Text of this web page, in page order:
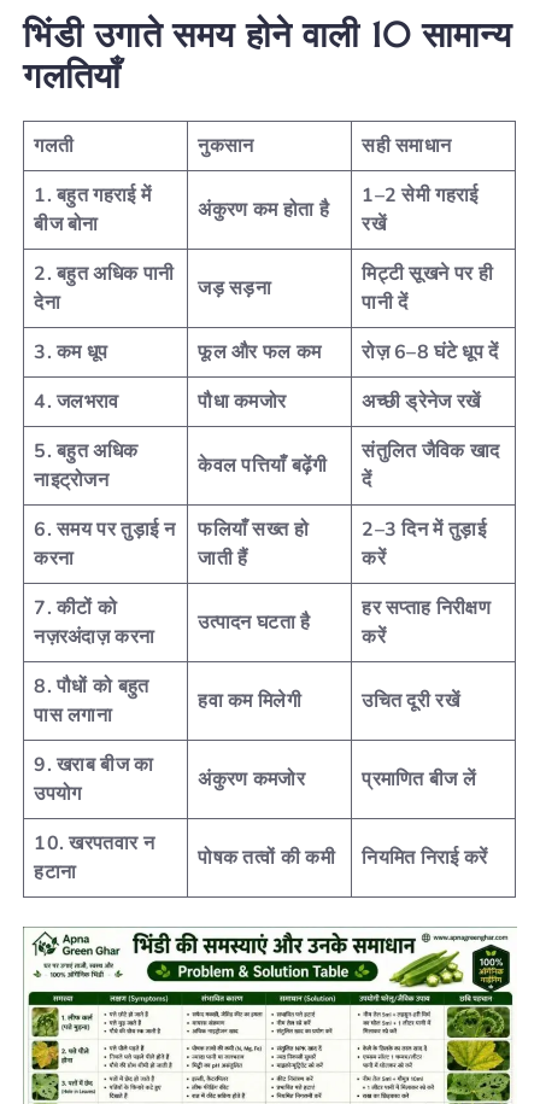
भिंडी उगाते समय होने वाली10सामान्य
गलतियाँ
गलती नुकसान
सही समाधान
1. बहुत गहराई में
बीज बोना
अंकुरण कम होता है
1–2 सेमी गहराई
रखें
2. बहुत अधिक पानी
देना
जड़ सड़ना
मिट्टी सूखने पर ही
पानी दें
3. कम धूप
फूल और फल कम
रोज़ 6–8 घंटे धूप दें
4. जलभराव
पौधा कमजोर
अच्छी ड्रेनेज रखें
5. बहुत अधिक
नाइट्रोजन
केवल पत्तियाँ बढ़ेंगी
संतुलित जैविक खाद
दें
6. समय पर तुड़ाई न
करना
फलियाँ सख्त हो
जाती हैं
2–3 दिन में तुड़ाई
करें
7. कीटों को
नज़रअंदाज़ करना
उत्पादन घटता है
हर सप्ताह निरीक्षण
करें
8. पौधों को बहुत
पास लगाना
हवा कम मिलेगी उचित दूरी रखें
9. खराब बीज का
उपयोग
अंकुरण कमजोर प्रमाणित बीज लें
10. खरपतवार न
हटाना
पोषक तत्वों की कमी नियमित निराई करें